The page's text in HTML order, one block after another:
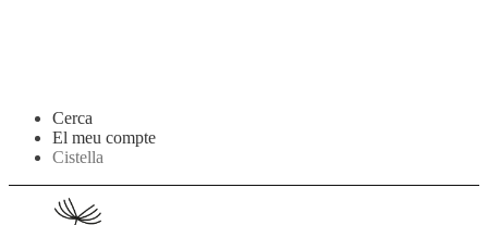
Salta
navegació
contingut
Cerca
El meu compte
Cistella